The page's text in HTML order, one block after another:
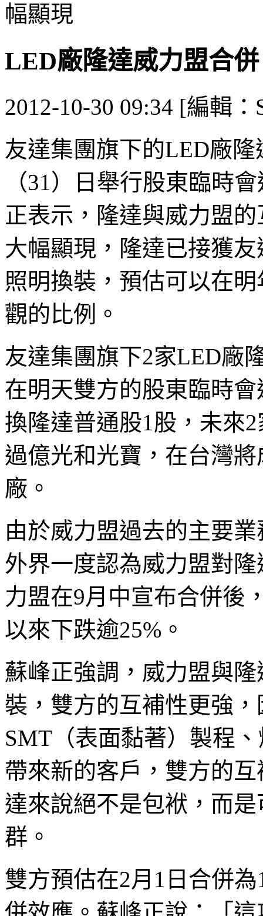
幅顯現
LED廠隆達威力盟合
2012-10-30 09:34 [編輯：
友達集團旗下的LED廠
（31）日舉行股東臨時
正表示，隆達與威力盟
大幅顯現，隆達已接獲
照明換裝，預估可以在
觀的比例。
友達集團旗下2家LED廠
在明天雙方的股東臨時
換隆達普通股1股，未來
過億光和光寶，在台灣
廠。
由於威力盟過去的主要
外界一度認為威力盟對
力盟在9月中宣布合併後
以來下跌逾25%。
蘇峰正強調，威力盟與
裝，雙方的互補性更強
SMT（表面黏著）製程
帶來新的客戶，雙方的
達來說絕不是包袱，而
群。
雙方預估在2月1日合併